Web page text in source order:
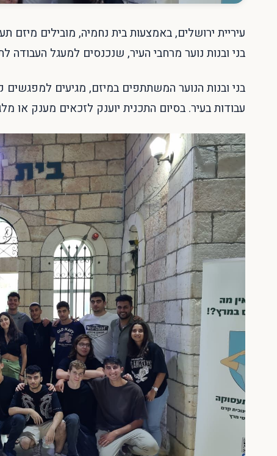
בני ובנות נוער מרחבי העיר, שנכנסים למעגל
בני ובנות הנוער המשתתפים במיזם, מגיעים למפגשים
עבודות בעיר. בסיום התכנית יוענק לזכאים מענק או מלגה על